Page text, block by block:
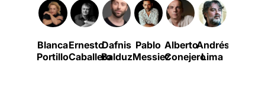
Blanca
Portillo
Ernesto
Caballero
Dafnis
Balduz
Pablo
Messiez
Alberto
Conejero
Andrés
Lima